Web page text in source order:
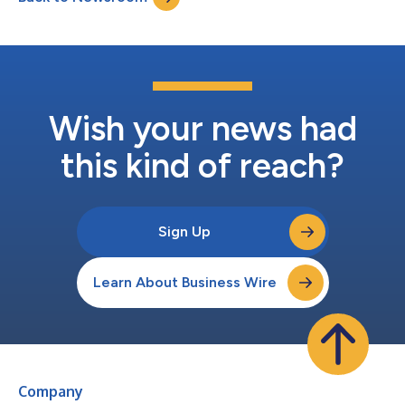
amplíe su despliegue de Hansen CCB, par...
Wish your news had
this kind of reach?
Sign Up
Learn About Business Wire
Company